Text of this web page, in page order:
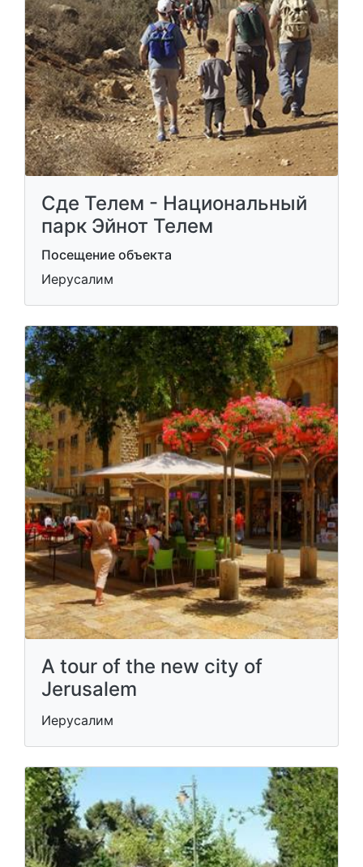
Сде Телем - Национальный
парк Эйнот Телем
Посещение объекта
Иерусалим
A tour of the new city of
Jerusalem
Иерусалим